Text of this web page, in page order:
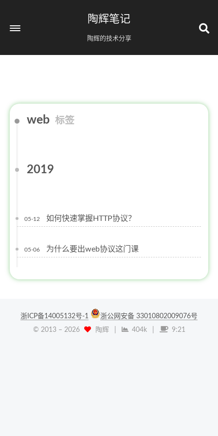
陶辉笔记
陶辉的技术分享
web 标签
2019
05-12 如何快速掌握HTTP协议？
05-06 为什么要出web协议这门课
浙ICP备14005132号-1
浙公网安备 33010802009076号
© 2013 – 2026 陶辉 404k 9:21